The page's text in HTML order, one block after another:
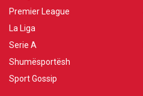
Premier League
La Liga
Serie A
Shumësportësh
Sport Gossip